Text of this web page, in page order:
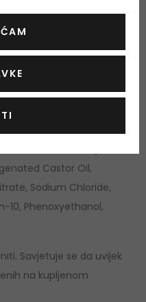
da se upije, zatim
Castor Oil,
Sodium Chloride,
10, Phenoxyethanol,
Savjetuje se da uvijek
na kupljenom